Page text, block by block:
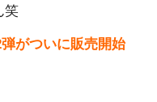
笑
がついに販売開始